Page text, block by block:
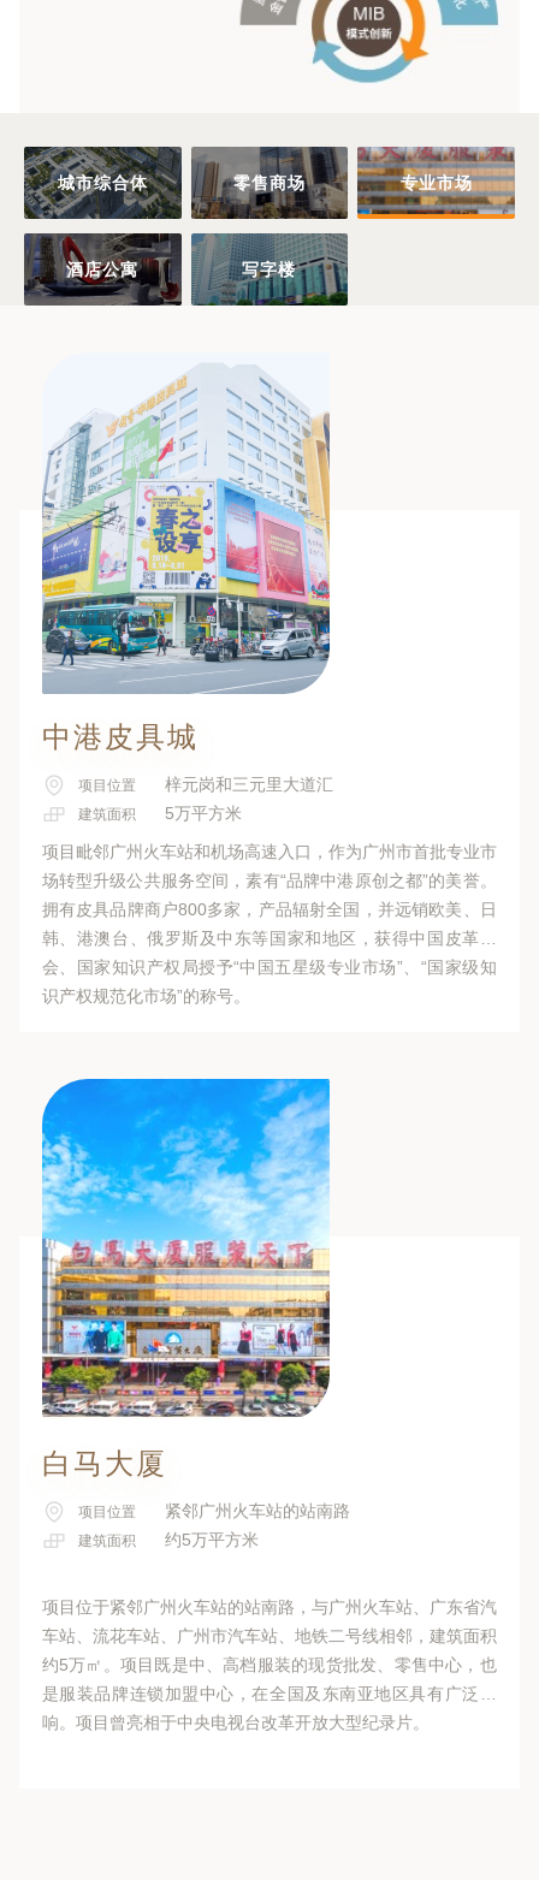
城市综合体 零售商场 专业市场
酒店公寓 写字楼
中港皮具城
项目位置 梓元岗和三元里大道汇
建筑面积
5万平方米
项目毗邻广州火车站和机场高速入口，作为广州市首批专业市
场转型升级公共服务空间，素有“品牌中港原创之都”的美誉。
拥有皮具品牌商户800多家，产品辐射全国，并远销欧美、日
韩、港澳台、俄罗斯及中东等国家和地区，获得中国皮革协
会、国家知识产权局授予“中国五星级专业市场”、“国家级知
识产权规范化市场”的称号。
白马大厦
项目位置 紧邻广州火车站的站南路
建筑面积 约5万平方米
项目位于紧邻广州火车站的站南路，与广州火车站、广东省汽
车站、流花车站、广州市汽车站、地铁二号线相邻，建筑面积
约5万㎡。项目既是中、高档服装的现货批发、零售中心，也
是服装品牌连锁加盟中心，在全国及东南亚地区具有广泛影
响。项目曾亮相于中央电视台改革开放大型纪录片。